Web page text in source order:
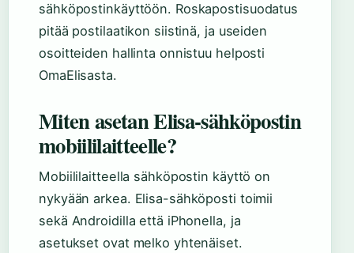
sähköpostinkäyttöön. Roskapostisuodatus
pitää postilaatikon siistinä, ja useiden
osoitteiden hallinta onnistuu helposti
OmaElisasta.
Miten asetan Elisa-sähköpostin
mobiililaitteelle?
Mobiililaitteella sähköpostin käyttö on
nykyään arkea. Elisa-sähköposti toimii
sekä Androidilla että iPhonella, ja
asetukset ovat melko yhtenäiset.